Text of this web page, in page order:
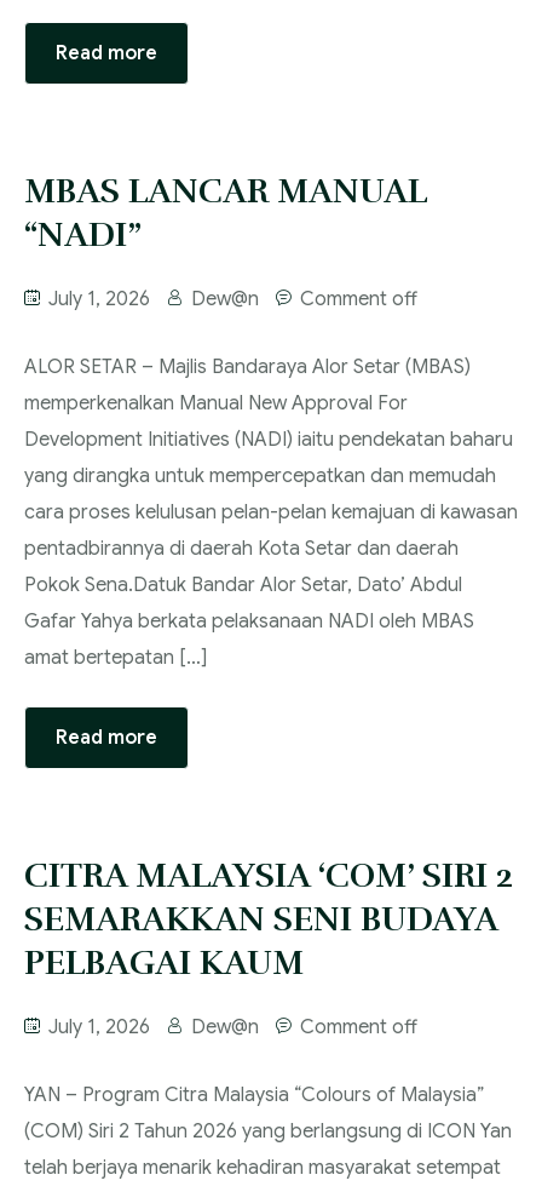
Read more
MBAS LANCAR MANUAL
“NADI”
July 1, 2026 Dew@n Comment off
‎ALOR SETAR – Majlis Bandaraya Alor Setar (MBAS)
memperkenalkan Manual New Approval For
Development Initiatives (NADI) iaitu pendekatan baharu
yang dirangka untuk mempercepatkan dan memudah
cara proses kelulusan pelan-pelan kemajuan di kawasan
pentadbirannya di daerah Kota Setar dan daerah
Pokok Sena.‎‎Datuk Bandar Alor Setar, Dato’ Abdul
Gafar Yahya berkata pelaksanaan NADI oleh MBAS
amat bertepatan […]
Read more
‎CITRA MALAYSIA ‘COM’ SIRI 2
SEMARAKKAN SENI BUDAYA
PELBAGAI KAUM
July 1, 2026 Dew@n Comment off
‎YAN – Program Citra Malaysia “Colours of Malaysia”
(COM) Siri 2 Tahun 2026 yang berlangsung di ICON Yan
telah berjaya menarik kehadiran masyarakat setempat